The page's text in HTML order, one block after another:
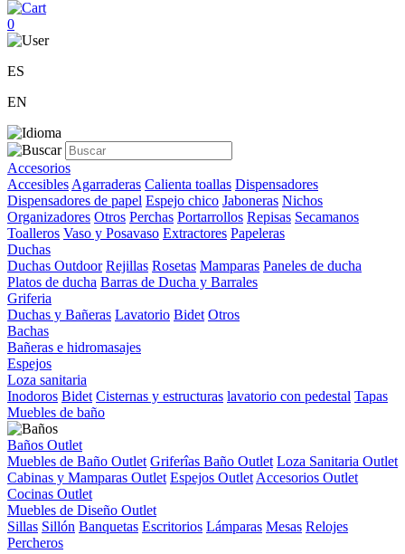
0
ES
EN
Accesorios
Accesibles Agarraderas Calienta toallas Dispensadores
Dispensadores de papel Espejo chico Jaboneras Nichos
Organizadores Otros Perchas Portarrollos Repisas Secamanos
Toalleros Vaso y Posavaso Extractores Papeleras
Duchas
Duchas Outdoor Rejillas Rosetas Mamparas Paneles de ducha
Platos de ducha Barras de Ducha y Barrales
Griferia
Duchas y Bañeras Lavatorio Bidet Otros
Bachas
Bañeras e hidromasajes
Espejos
Loza sanitaria
Inodoros Bidet Cisternas y estructuras lavatorio con pedestal Tapas
Muebles de baño
Baños Outlet
Muebles de Baño Outlet Griferîas Baño Outlet Loza Sanitaria Outlet
Cabinas y Mamparas Outlet Espejos Outlet Accesorios Outlet
Cocinas Outlet
Muebles de Diseño Outlet
Sillas Sillón Banquetas Escritorios Lámparas Mesas Relojes
Percheros